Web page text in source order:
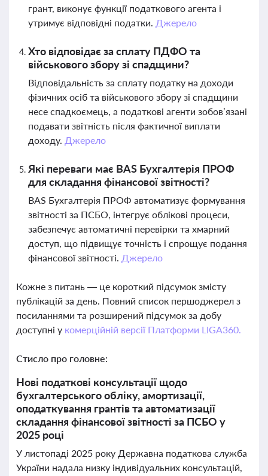
грант, виконує функції податкового агента і
утримує відповідні податки. Джерело
Хто відповідає за сплату ПДФО та
військового збору зі спадщини?
Відповідальність за сплату податку на доходи
фізичних осіб та військового збору зі спадщини
несе спадкоємець, а податкові агенти зобов’язані
подавати звітність після фактичної виплати
доходу. Джерело
Які переваги має BAS Бухгалтерія ПРОФ
для складання фінансової звітності?
BAS Бухгалтерія ПРОФ автоматизує формування
звітності за ПСБО, інтегрує облікові процеси,
забезпечує автоматичні перевірки та хмарний
доступ, що підвищує точність і спрощує подання
фінансової звітності. Джерело
Кожне з питань — це короткий підсумок змісту
публікацій за день. Повний список першоджерел з
посиланнями та розширений підсумок за добу
доступні у комерційній версії Платформи LIGA360.
Стисло про головне:
Нові податкові консультації щодо
бухгалтерського обліку, амортизації,
оподаткування грантів та автоматизації
складання фінансової звітності за ПСБО у
2025 році
У листопаді 2025 року Державна податкова служба
України надала низку індивідуальних консультацій,